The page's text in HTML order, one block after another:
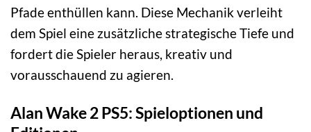
Pfade enthüllen kann. Diese Mechanik verleiht
dem Spiel eine zusätzliche strategische Tiefe und
fordert die Spieler heraus, kreativ und
vorausschauend zu agieren.
Alan Wake 2 PS5: Spieloptionen und